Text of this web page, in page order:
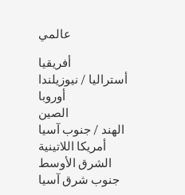
عالمي
أفريقيا
أستراليا / نيوزيلندا
أوروبا
الصين
الهند / جنوب آسيا
أمريكا اللاتينية
الشرق الأوسط
جنوب شرق آسيا